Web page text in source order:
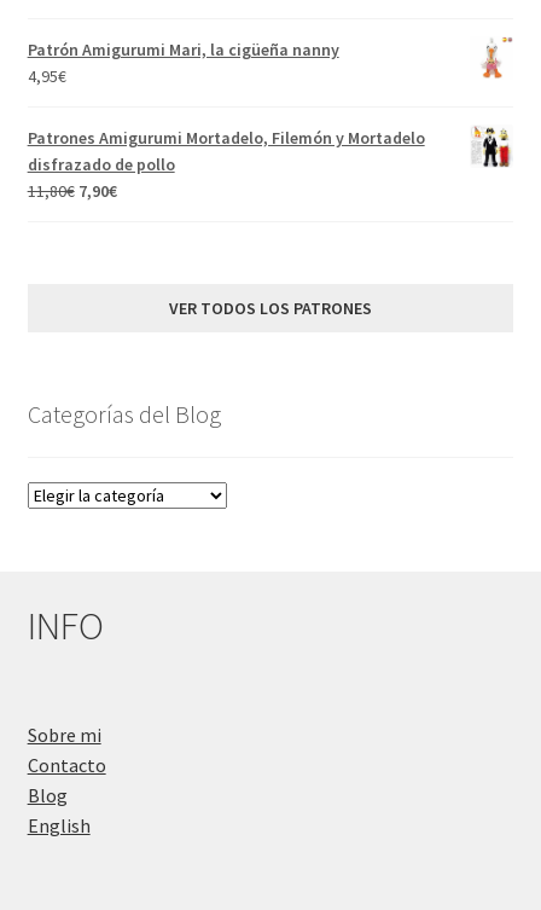
Patrón Amigurumi Mari, la cigüeña nanny
4,95€
Patrones Amigurumi Mortadelo, Filemón y Mortadelo
disfrazado de pollo
11,80€ El
7,90€El
VER TODOS LOS PATRONES
Categorías del Blog
Categorías
INFO
Sobre mi
Contacto
Blog
English